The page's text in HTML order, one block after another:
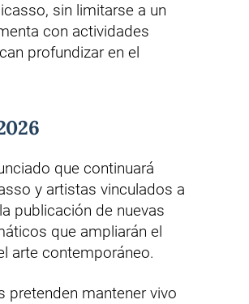
sin limitarse a un
con actividades
profundizar en el
que continuará
y artistas vinculados a
publicación de nuevas
que ampliarán el
arte contemporáneo.
pretenden mantener vivo